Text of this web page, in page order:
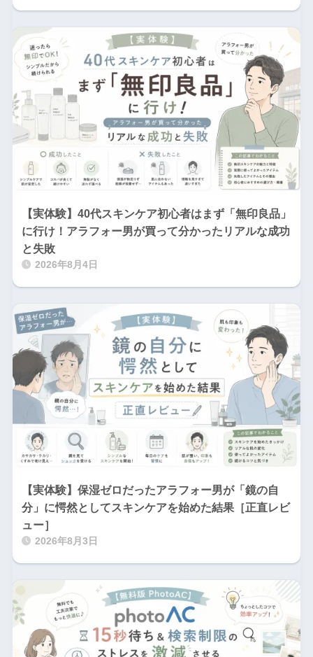
【実体験】40代スキンケア初心者はまず「無印良品」
に行け！アラフォー男が買って分かったリアルな成功
と失敗
2026年8月4日
【実体験】保湿ゼロだったアラフォー男が「鏡の自
分」に愕然としてスキンケアを始めた結果［正直レビ
ュー］
2026年8月3日